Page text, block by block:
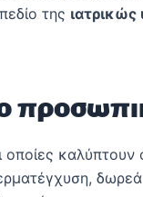
της
καλύπτουν